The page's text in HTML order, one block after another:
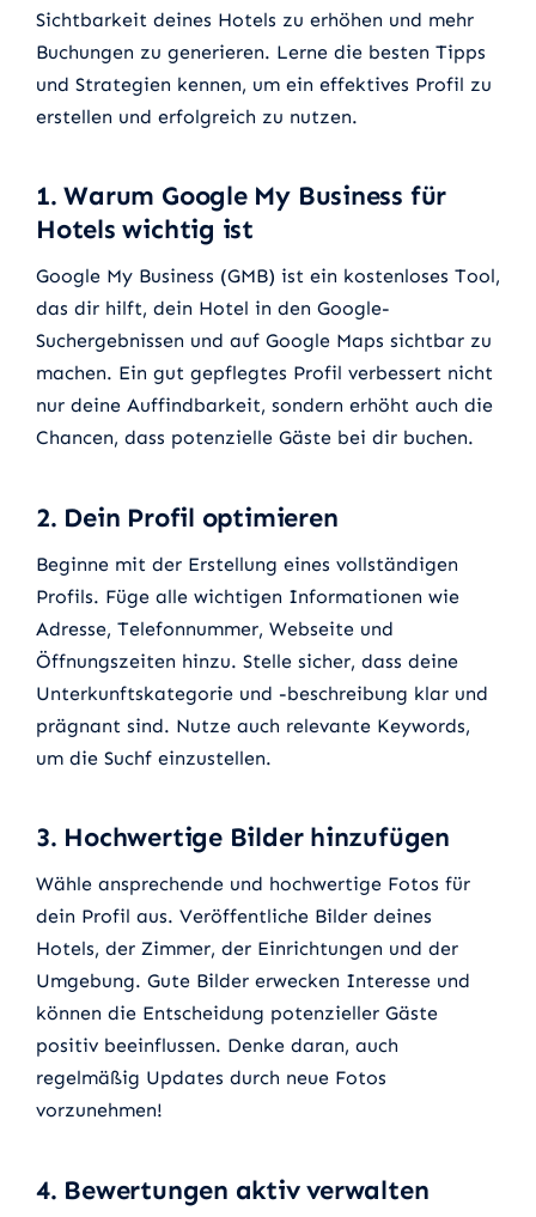
Sichtbarkeit deines Hotels zu erhöhen und mehr
Buchungen zu generieren. Lerne die besten Tipps
und Strategien kennen, um ein effektives Profil zu
erstellen und erfolgreich zu nutzen.
1. Warum Google My Business für
Hotels wichtig ist
Google My Business (GMB) ist ein kostenloses Tool,
das dir hilft, dein Hotel in den Google-
Suchergebnissen und auf Google Maps sichtbar zu
machen. Ein gut gepflegtes Profil verbessert nicht
nur deine Auffindbarkeit, sondern erhöht auch die
Chancen, dass potenzielle Gäste bei dir buchen.
2. Dein Profil optimieren
Beginne mit der Erstellung eines vollständigen
Profils. Füge alle wichtigen Informationen wie
Adresse, Telefonnummer, Webseite und
Öffnungszeiten hinzu. Stelle sicher, dass deine
Unterkunftskategorie und -beschreibung klar und
prägnant sind. Nutze auch relevante Keywords,
um die Suchf einzustellen.
3. Hochwertige Bilder hinzufügen
Wähle ansprechende und hochwertige Fotos für
dein Profil aus. Veröffentliche Bilder deines
Hotels, der Zimmer, der Einrichtungen und der
Umgebung. Gute Bilder erwecken Interesse und
können die Entscheidung potenzieller Gäste
positiv beeinflussen. Denke daran, auch
regelmäßig Updates durch neue Fotos
vorzunehmen!
4. Bewertungen aktiv verwalten